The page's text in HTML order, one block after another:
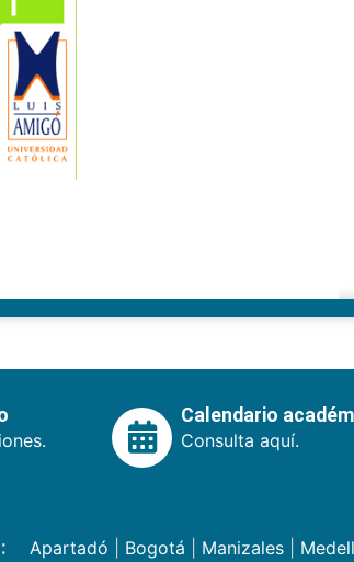
Calendario
Consulta aquí.
Apartadó Bogotá Manizales|